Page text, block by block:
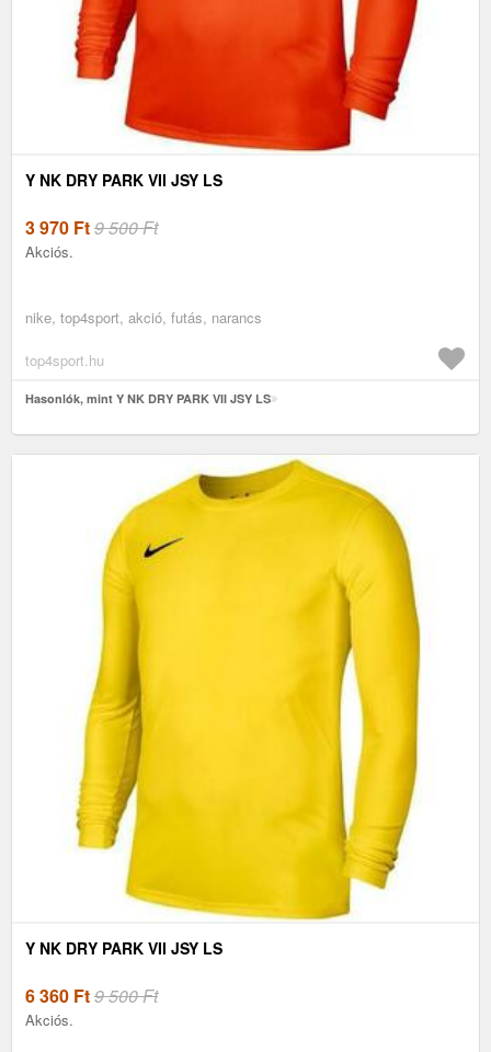
Y NK DRY PARK VII JSY LS
3 970 Ft9 500 Ft
Akciós.
nike, top4sport, akció, futás, narancs
top4sport.hu
Hasonlók, mint Y NK DRY PARK VII JSY LS
Y NK DRY PARK VII JSY LS
6 360 Ft9 500 Ft
Akciós.